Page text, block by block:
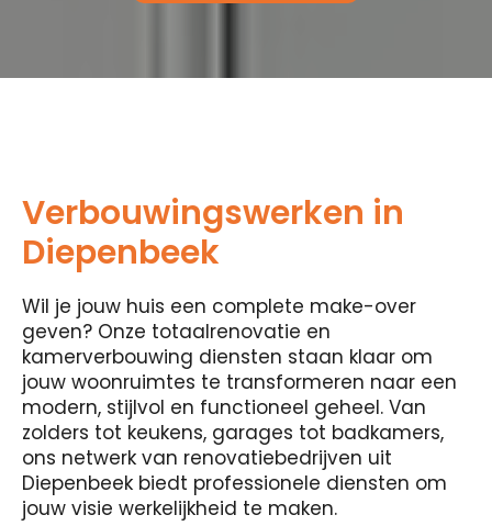
Verbouwingswerken in
Diepenbeek
Wil je jouw huis een complete make-over
geven? Onze totaalrenovatie en
kamerverbouwing diensten staan ​​klaar om
jouw woonruimtes te transformeren naar een
modern, stijlvol en functioneel geheel. Van
zolders tot keukens, garages tot badkamers,
ons netwerk van renovatiebedrijven uit
Diepenbeek biedt professionele diensten om
jouw visie werkelijkheid te maken.